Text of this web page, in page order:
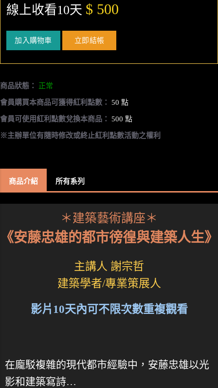
線上收看10天 $ 500
加入購物車 立即結帳
商品狀態： 正常
會員購買本商品可獲得紅利點數： 50 點
會員可使用紅利點數兌換本商品： 500 點
※主辦單位有隨時修改或終止紅利點數活動之權利
商品介紹 所有系列
＊建築藝術講座＊
《安藤忠雄的都市徬徨與建築人生》
主講人 謝宗哲
建築學者/專業策展人
影片10天內可不限次數重複觀看
在龐駁複雜的現代都市經驗中，安藤忠雄以光
影和建築寫詩…